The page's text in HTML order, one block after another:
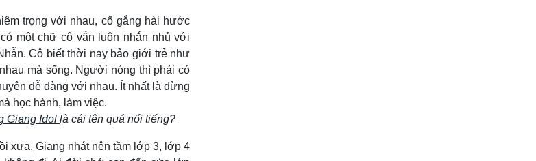
trọng với nhau, cố gắng hài hước
một chữ cô vẫn luôn nhắn nhủ với
Cô biết thời nay bảo giới trẻ như
mà sống. Người nóng thì phải có
dễ dàng với nhau. Ít nhất là đừng
học hành, làm việc.
Giang Idol là cái tên quá nổi tiểng?
xưa, Giang nhát nên tầm lớp 3, lớp 4